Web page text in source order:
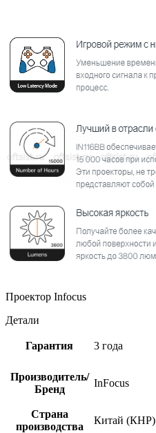
Проектор Infocus
Детали
Гарантия 3 года
Производитель/
Бренд
InFocus
Страна
производства
Китай (КНР)